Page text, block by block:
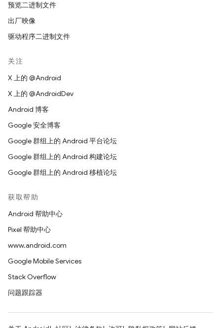
预览二进制文件
出厂映像
驱动程序二进制文件
关注
X 上的 @Android
X 上的 @AndroidDev
Android 博客
Google 安全博客
Google 群组上的 Android 平台论坛
Google 群组上的 Android 构建论坛
Google 群组上的 Android 移植论坛
获取帮助
Android 帮助中心
Pixel 帮助中心
www.android.com
Google Mobile Services
Stack Overflow
问题跟踪器